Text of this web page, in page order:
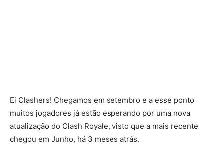
Ei Clashers! Chegamos em setembro e a esse ponto
muitos jogadores já estão esperando por uma nova
atualização do Clash Royale, visto que a mais recente
chegou em Junho, há 3 meses atrás.